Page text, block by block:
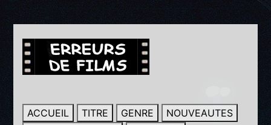
ACCUEIL TITRE GENRE
NOUVEAUTES